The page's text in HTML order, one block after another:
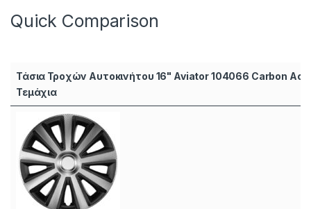
Quick Comparison
Τάσια Τροχών Αυτοκινήτου 16" Aviator 104066 Carbon
Τεμάχια